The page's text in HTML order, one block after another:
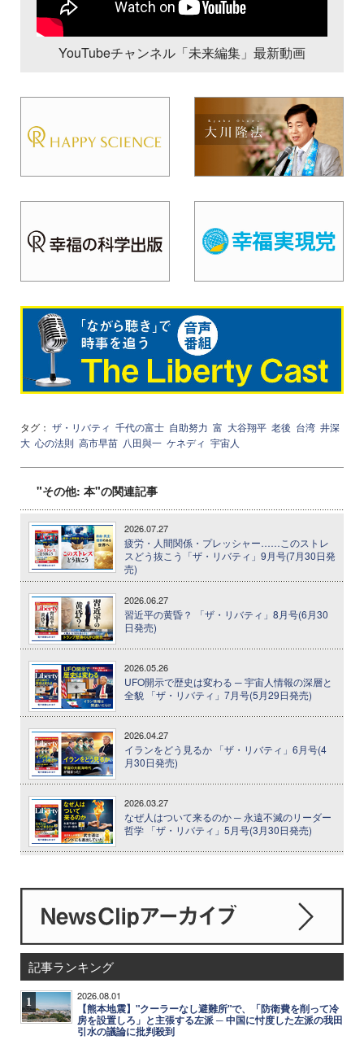
YouTubeチャンネル「未来編集」最新動画
タグ： ザ・リバティ 千代の富士 自助努力 富 大谷翔平 老後 台湾 井深
大 心の法則 高市早苗 八田與一 ケネディ 宇宙人
"その他: 本"の関連記事
2026.07.27
疲労・人間関係・プレッシャー……このストレ
スどう抜こう「ザ・リバティ」9月号(7月30日発
売)
2026.06.27
習近平の黄昏？ 「ザ・リバティ」8月号(6月30
日発売)
2026.05.26
UFO開示で歴史は変わる ─ 宇宙人情報の深層と
全貌 「ザ・リバティ」7月号(5月29日発売)
2026.04.27
イランをどう見るか 「ザ・リバティ」6月号(4
月30日発売)
2026.03.27
なぜ人はついて来るのか ─ 永遠不滅のリーダー
哲学 「ザ・リバティ」5月号(3月30日発売)
記事ランキング
1 2026.08.01
【熊本地震】"クーラーなし避難所"で、「防衛費を削って冷
房を設置しろ」と主張する左派 ─ 中国に忖度した左派の我田
引水の議論に批判殺到